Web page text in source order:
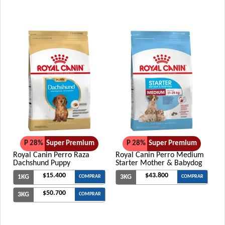
Voraz Gato Adulto
Whiskas Gato Adulto Castrado
Whiskas Gato Adulto sabor Carne
Whiskas Gato Adulto sabor Pescado
Whiskas Gato Adulto sabor Pollo
Whiskas Gato Adulto sabor Salmón
Zimpi Gato Adulto
P 28% Super Premium
Royal Canin Perro Raza
Dachshund Puppy
1KG $15.400 COMPRAR
3KG $50.700 COMPRAR
P 28% Super Premium
Royal Canin Perro Medium
Starter Mother & Babydog
3KG $43.800 COMPRAR